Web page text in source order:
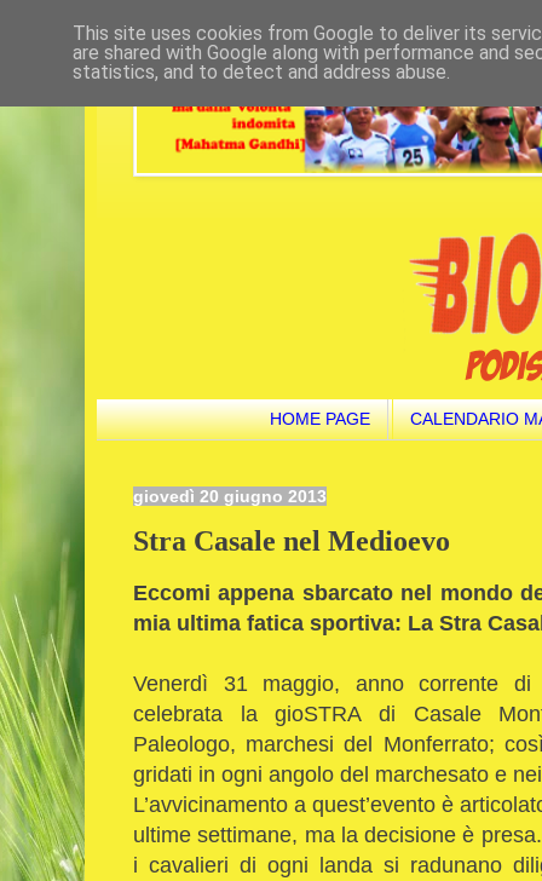
HOME PAGE CALENDARIO
giovedì 20 giugno 2013
Stra Casale nel Medioevo
Eccomi appena sbarcato nel mondo
mia ultima fatica sportiva: La Stra
Venerdì 31 maggio, anno corrente
celebrata la gioSTRA di Casale
Paleologo, marchesi del Monferrato;
gridati in ogni angolo del marchesato e
L’avvicinamento a quest’evento è
ultime settimane, ma la decisione è
i cavalieri di ogni landa si radunano
This site uses cookies from Google to deliver its
are shared with Google along with performance and
statistics, and to detect and address abuse.